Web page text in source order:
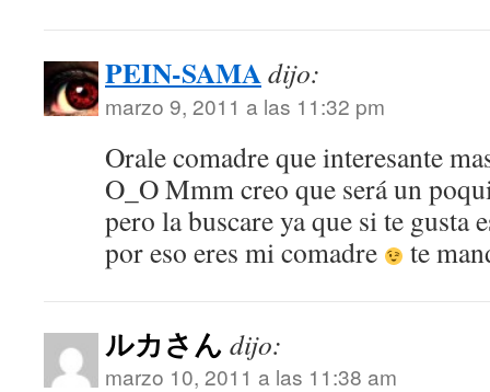
PEIN-SAMAdijo:
marzo 9, 2011 a las 11:32 pm
Orale comadre que interesante
O_O Mmm creo que será un
pero la buscare ya que si te gusta
por eso eres mi comadre
te
ルカさん dijo:
marzo 10, 2011 a las 11:38 am